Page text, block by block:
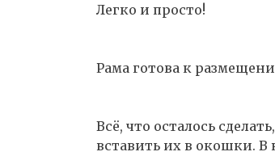
Легко и просто!
Рама готова к
Всё, что осталось
вставить их в окошки. В